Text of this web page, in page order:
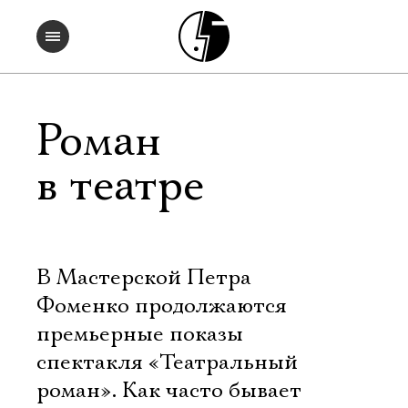
Роман
в театре
В Мастерской Петра
Фоменко продолжаются
премьерные показы
спектакля «Театральный
роман». Как часто бывает